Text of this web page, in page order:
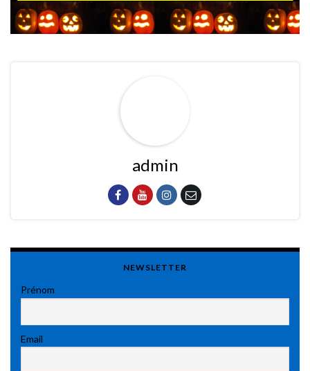
admin
NEWSLETTER
Prénom
Email